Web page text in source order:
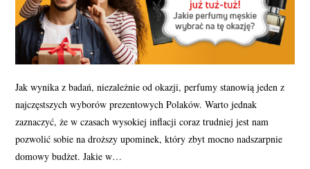
Jak wynika z badań, niezależnie od okazji, perfumy stanowią jeden z
najczęstszych wyborów prezentowych Polaków. Warto jednak
zaznaczyć, że w czasach wysokiej inflacji coraz trudniej jest nam
pozwolić sobie na droższy upominek, który zbyt mocno nadszarpnie
domowy budżet. Jakie w…